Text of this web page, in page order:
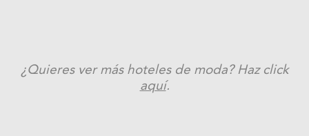
¿Quieres ver más hoteles de moda? Haz click
aquí.